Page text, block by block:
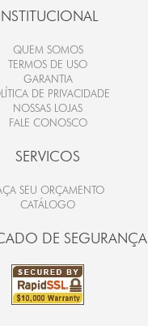
QUEM SOMOS
TERMOS DE USO
GARANTIA
DE PRIVACIDADE
NOSSAS LOJAS
FALE CONOSCO
SERVICOS
SEU ORÇAMENTO
CATÁLOGO
DE SEGURANÇA